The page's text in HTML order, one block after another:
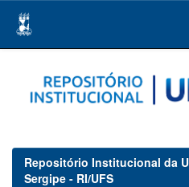
navigation
Repositório Institucional da
Sergipe - RI/UFS